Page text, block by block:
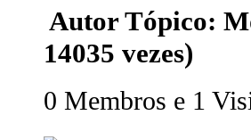
AutorTópico:
14035 vezes)
0 Membros e 1